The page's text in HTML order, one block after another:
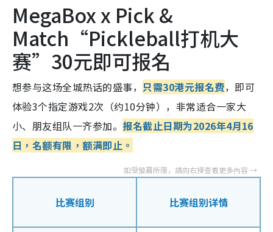
MegaBox x Pick &
Match“Pickleball打机大
赛”30元即可报名
想参与这场全城热话的盛事，只需30港元报名费，即可
体验3个指定游戏2次（约10分钟），非常适合一家大
小、朋友组队一齐参加。报名截止日期为2026年4月16
日，名额有限，额满即止。
比赛组别 比赛组别详情